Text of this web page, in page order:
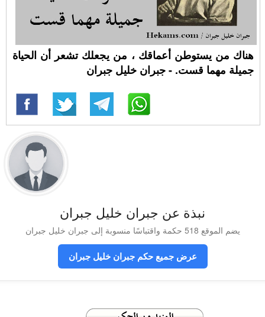
هناك من يستوطن أعماقك ، من يجعلك تشعر أن الحياة
جميلة مهما قست. - جبران خليل جبران
نبذة عن جبران خليل جبران
يضم الموقع 518 حكمة واقتباسًا منسوبة إلى جبران خليل جبران
عرض جميع حكم جبران خليل جبران